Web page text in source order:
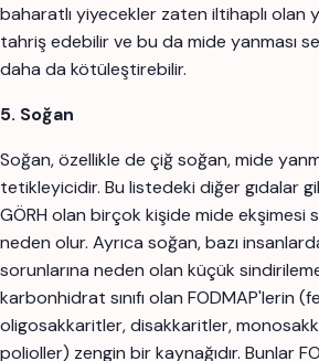
baharatlı yiyecekler zaten iltihaplı olan
tahriş edebilir ve bu da mide yanması
daha da kötüleştirebilir.
5. Soğan
Soğan, özellikle de çiğ soğan, mide
tetikleyicidir. Bu listedeki diğer gıdalar
GÖRH olan birçok kişide mide ekşimesi
neden olur. Ayrıca soğan, bazı
sorunlarına neden olan küçük
karbonhidrat sınıfı olan FODMAP'lerin
oligosakkaritler, disakkaritler,
polioller) zengin bir kaynağıdır. Bunlar